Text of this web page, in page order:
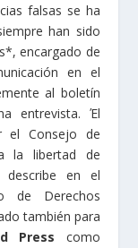
falsas se ha
han sido
encargado de
en el
al boletín
entrevista. Έl
el Consejo de
la libertad de
describe en el
de Derechos
también para
Press como